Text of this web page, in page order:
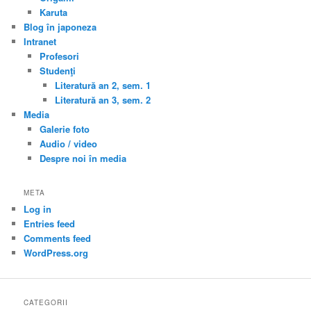
Karuta
Blog în japoneza
Intranet
Profesori
Studenţi
Literatură an 2, sem. 1
Literatură an 3, sem. 2
Media
Galerie foto
Audio / video
Despre noi în media
META
Log in
Entries feed
Comments feed
WordPress.org
CATEGORII